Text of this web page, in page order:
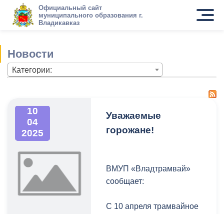
Официальный сайт
муниципального образования г.
Владикавказ
Новости
Категории:
10
04
2025
Уважаемые
горожане!
ВМУП «Владтрамвай»
сообщает:
С 10 апреля трамвайное